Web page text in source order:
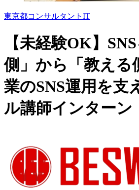
東京都コンサルタント IT
【未経験OK】
側」から「教える
業のSNS運用を支
ル講師インターン